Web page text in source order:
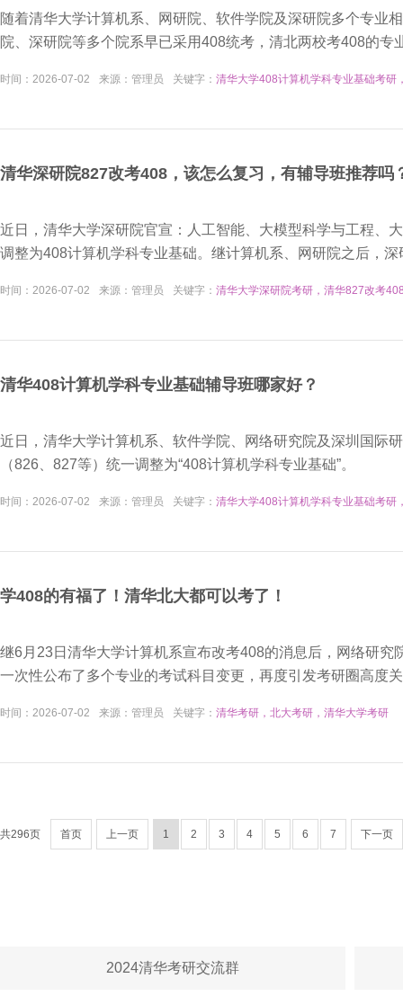
随着清华大学计算机系、网研院、软件学院及深研院多个专业
院、深研院等多个院系早已采用408统考，清北两校考408的专
时间： 2026-07-02 来源： 管理员 关键字： 清华大学408计算机学科专业基础考研
清华深研院827改考408，该怎么复习，有辅导班推荐吗
近日，清华大学深研院官宣：人工智能、大模型科学与工程、
调整为408计算机学科专业基础。继计算机系、网研院之后，
时间： 2026-07-02 来源： 管理员 关键字： 清华大学深研院考研，清华827改考
清华408计算机学科专业基础辅导班哪家好？
近日，清华大学计算机系、软件学院、网络研究院及深圳国际
（826、827等）统一调整为“408计算机学科专业基础”。
时间： 2026-07-02 来源： 管理员 关键字： 清华大学408计算机学科专业基础考研
学408的有福了！清华北大都可以考了！
继6月23日清华大学计算机系宣布改考408的消息后，网络研
一次性公布了多个专业的考试科目变更，再度引发考研圈高度
时间： 2026-07-02 来源： 管理员 关键字： 清华考研，北大考研，清华大学考研
首页 上一页 1 2 3 4 5 6 7 下一页
共296页
2024清华考研交流群